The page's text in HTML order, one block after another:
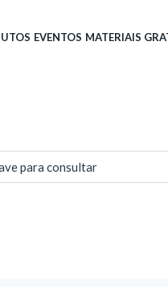
EVENTOS MATERIAIS
para consultar